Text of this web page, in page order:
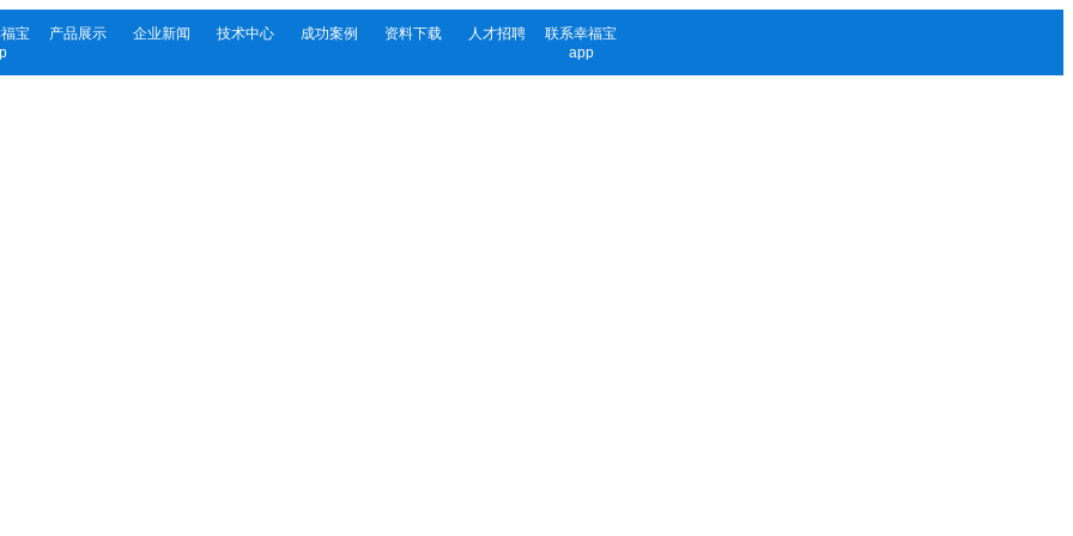
宝
产品展示 企业新闻 技术中心 成功案例 资料下载 人才招聘
联系幸福宝
app